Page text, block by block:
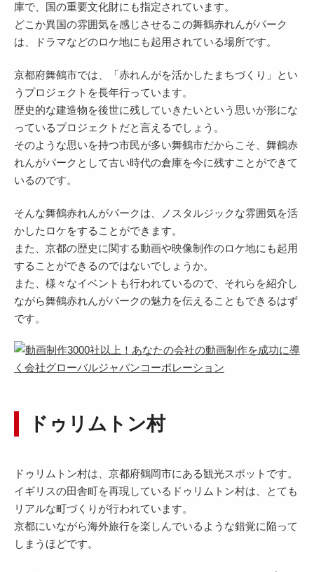
庫で、国の重要文化財にも指定されています。
どこか異国の雰囲気を感じさせるこの舞鶴赤れんがパーク
は、ドラマなどのロケ地にも起用されている場所です。
京都府舞鶴市では、「赤れんがを活かしたまちづくり」とい
うプロジェクトを長年行っています。
歴史的な建造物を後世に残していきたいという思いが形にな
っているプロジェクトだと言えるでしょう。
そのような思いを持つ市民が多い舞鶴市だからこそ、舞鶴赤
れんがパークとして古い時代の倉庫を今に残すことができて
いるのです。
そんな舞鶴赤れんがパークは、ノスタルジックな雰囲気を活
かしたロケをすることができます。
また、京都の歴史に関する動画や映像制作のロケ地にも起用
することができるのではないでしょうか。
また、様々なイベントも行われているので、それらを紹介し
ながら舞鶴赤れんがパークの魅力を伝えることもできるはず
です。
ドゥリムトン村
ドゥリムトン村は、京都府鶴岡市にある観光スポットです。
イギリスの田舎町を再現しているドゥリムトン村は、とても
リアルな町づくりが行われています。
京都にいながら海外旅行を楽しんでいるような錯覚に陥って
しまうほどです。